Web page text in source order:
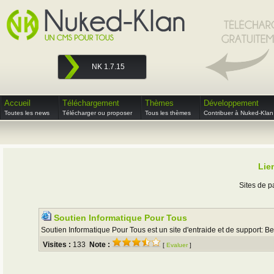
NK 1.7.15
Accueil
Toutes les news
Téléchargement
Télécharger ou proposer
Thèmes
Tous les thèmes
Développement
Contribuer à Nuked-Klan
Sites de
Soutien Informatique Pour Tous
Soutien Informatique Pour Tous est un site d'entraide et de support:
Visites : 133 Note : [ Evaluer]